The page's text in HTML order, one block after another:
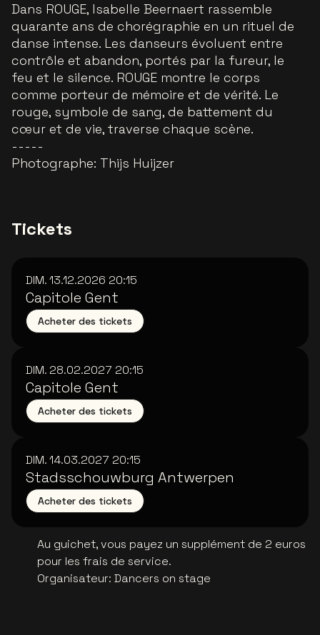
Dans ROUGE, Isabelle Beernaert rassemble
quarante ans de chorégraphie en un rituel de
danse intense. Les danseurs évoluent entre
contrôle et abandon, portés par la fureur, le
feu et le silence. ROUGE montre le corps
comme porteur de mémoire et de vérité. Le
rouge, symbole de sang, de battement du
cœur et de vie, traverse chaque scène.
-----
Photographe: Thijs Huijzer
Tickets
DIM. 13.12.2026 20:15
Capitole Gent
Acheter des tickets
DIM. 28.02.2027 20:15
Capitole Gent
Acheter des tickets
DIM. 14.03.2027 20:15
Stadsschouwburg Antwerpen
Acheter des tickets
Au guichet, vous payez un supplément de 2 euros
pour les frais de service.
Organisateur: Dancers on stage